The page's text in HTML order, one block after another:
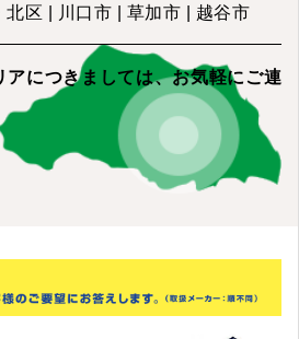
北区 | 川口市 | 草加市 | 越谷市
アにつきましては、お気軽にご連